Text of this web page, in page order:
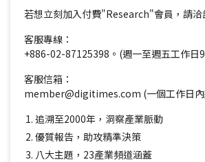
若想立刻加入付費"Research"會員，請洽
客服專線：
+886-02-87125398。(週一至週五工作日
客服信箱：
member@digitimes.com (一個工作日內
追溯至2000年，洞察產業脈動
優質報告，助攻精準決策
八大主題，23產業頻道涵蓋